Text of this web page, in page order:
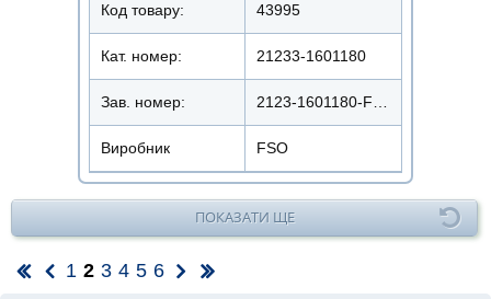
Код товару: 43995
Кат. номер: 21233-1601180
Зав. номер:
Виробник FSO
ПОКАЗАТИ ЩЕ
1 2 3 4 5 6